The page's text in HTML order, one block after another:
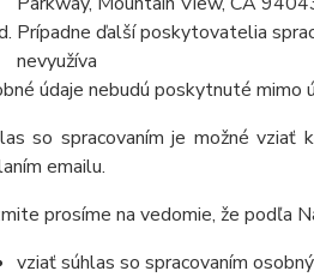
Prípadne ďalší poskytovatelia
nevyužíva
údaje nebudú poskytnuté mimo
so spracovaním je možné vziať
emailu.
prosíme na vedomie, že podľa
vziať súhlas so spracovaním